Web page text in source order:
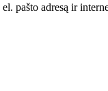
pašto adresą ir